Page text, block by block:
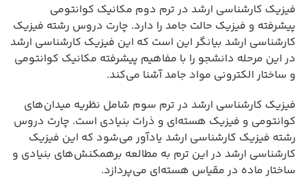
فیزیک کارشناسی ارشد در ترم دوم مکانیک کوانتومی
پیشرفته و فیزیک حالت جامد را دارد. چارت دروس رشته فیزیک
کارشناسی ارشد بیانگر این است که این فیزیک کارشناسی ارشد
در این مرحله دانشجو را با مفاهیم پیشرفته مکانیک کوانتومی
و ساختار الکترونی مواد جامد آشنا می‌کند.
فیزیک کارشناسی ارشد در ترم سوم شامل نظریه میدان‌های
کوانتومی و فیزیک هسته‌ای و ذرات بنیادی است. چارت دروس
رشته فیزیک کارشناسی ارشد یادآور می‌شود که این فیزیک
کارشناسی ارشد در این ترم به مطالعه برهمکنش‌های بنیادی و
ساختار ماده در مقیاس هسته‌ای می‌پردازد.